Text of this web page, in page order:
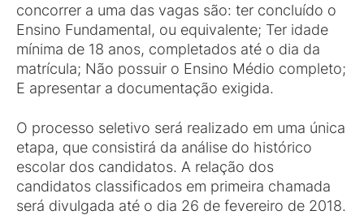
concorrer a uma das vagas são: ter concluído o
Ensino Fundamental, ou equivalente; Ter idade
mínima de 18 anos, completados até o dia da
matrícula; Não possuir o Ensino Médio completo;
E apresentar a documentação exigida.
O processo seletivo será realizado em uma única
etapa, que consistirá da análise do histórico
escolar dos candidatos. A relação dos
candidatos classificados em primeira chamada
será divulgada até o dia 26 de fevereiro de 2018.